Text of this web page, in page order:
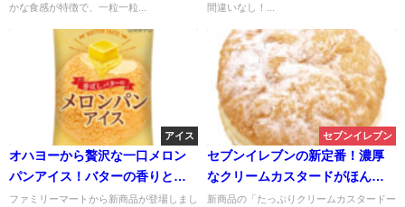
かな食感が特徴で、一粒一粒...
間違いなし！...
アイス
オハヨーから贅沢な一口メロン
パンアイス！バターの香りとメ
ロンの魅力が口いっぱいに広が
ファミリーマートから新商品が登場しまし
セブンイレブン
セブンイレブンの新定番！濃厚
なクリームカスタードがほんの
り甘いドーナツに絶妙なバラン
新商品の「たっぷりクリームカスタードー